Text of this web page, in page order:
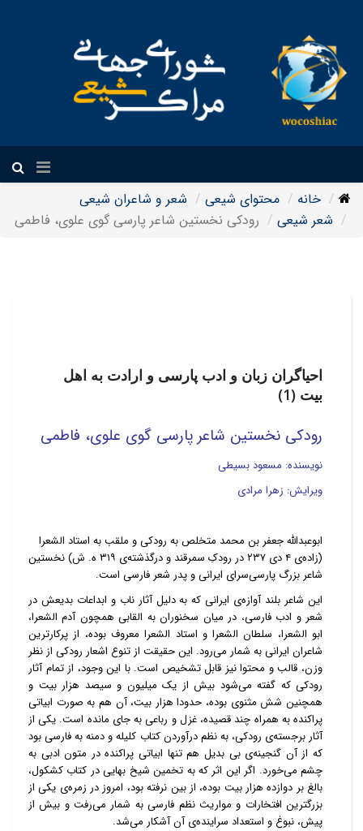
خانه محتوای شیعی
شعر و شاعران شیعی
شعر شیعی
رودکی نخستین شاعر پارسی گوی علوی، فاطمی
احیاگران زبان و ادب پارسی و ارادت به اهل
بیت (1)
رودکی نخستین شاعر پارسی گوی علوی، فاطمی
نویسنده: مسعود بسیطی
ویرایش: زهرا مرادی
ابوعبدالله جعفر بن محمد متخلص به رودکی و ملقب به استاد الشعرا
(زاده‌ی ۴ دی ۲۳۷ در رودکِ سمرقند و درگذشته‌ی ۳۱۹ ه. ش) نخستین
شاعر بزرگ پارسی‌سرای ایرانی و پدر شعر فارسی است.
این شاعر بلند آوازه‌ی ایرانی که به دلیل آثار ناب و ابداعات بدیعش در
شعر و ادب فارسی، در میان سخنوران به القابی همچون آدم الشعرا،
ابو الشعرا، سلطان الشعرا و استاد الشعرا معروف بوده، از پرکارترین
شاعران ایرانی به شمار می‌رود. این حقیقت از تنوع اشعار رودکی از نظر
وزن، قالب و محتوا نیز قابل تشخیص است. با این وجود، از تمام آثار
رودکی که گفته می‌شود بیش از یک میلیون و سیصد هزار بیت و
همچنین شش مثنوی بوده، حدودا هزار بیت، آن هم به صورت ابیاتی
پراکنده به همراه چند قصیده، غزل و رباعی به جای مانده است. یکی از
آثار برجسته‌ی رودکی، به نظم درآوردن کتاب کلیله و دمنه به فارسی بود
که از آن گنجینه‌ی بی بدیل هم تنها ابیاتی پراکنده در متون ادبی به
چشم می‌خورد. اگر این اثر که به تخمین شیخ بهایی در کتاب کشکول،
بالغ بر دوازده هزار بیت بوده، از بین نرفته بود، امروز در زمره‌ی یکی از
بزرگترین افتخارات و مواریث نظم فارسی به شمار می‌رفت و بیش از
پیش، نبوغ و استعداد سراینده‌ی آن آشکار می‌شد.